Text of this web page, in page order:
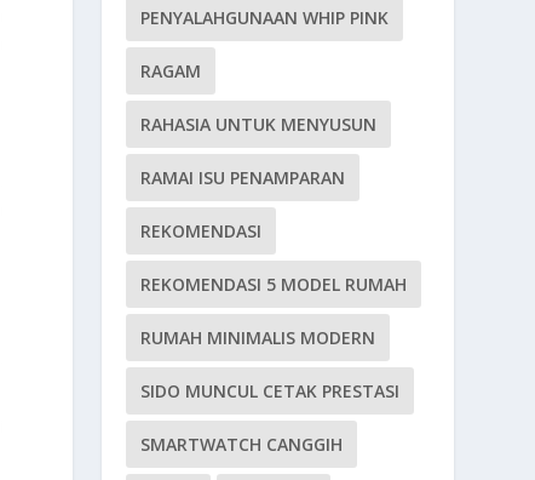
PENYALAHGUNAAN WHIP PINK
RAGAM
RAHASIA UNTUK MENYUSUN
RAMAI ISU PENAMPARAN
REKOMENDASI
REKOMENDASI 5 MODEL RUMAH
RUMAH MINIMALIS MODERN
SIDO MUNCUL CETAK PRESTASI
SMARTWATCH CANGGIH